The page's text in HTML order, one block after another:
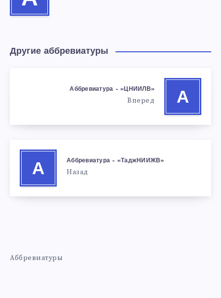
Другие аббревиатуры
А
Аббревиатура – «ЦНИИЛВ»
Вперед
А
Аббревиатура – «ТаджНИИЖВ»
Назад
Аббревиатуры